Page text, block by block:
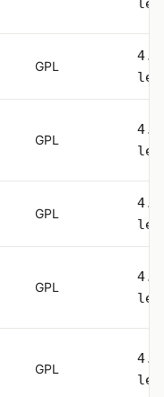
GPL
GPL
GPL
GPL
GPL